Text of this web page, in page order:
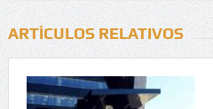
ARTÍCULOS RELATIVOS